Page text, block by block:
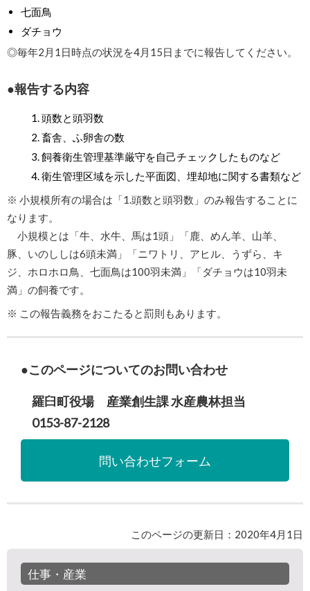
仕事・産業
七面鳥
ダチョウ
◎毎年2月1日時点の状況を4月15日までに報告してください。
報告する内容
頭数と頭羽数
畜舎、ふ卵舎の数
飼養衛生管理基準厳守を自己チェックしたものなど
衛生管理区域を示した平面図、埋却地に関する書類など
※ 小規模所有の場合は「1.頭数と頭羽数」のみ報告することに
なります。
小規模とは「牛、水牛、馬は1頭」「鹿、めん羊、山羊、
豚、いのししは6頭未満」「ニワトリ、アヒル、うずら、キ
ジ、ホロホロ鳥、七面鳥は100羽未満」「ダチョウは10羽未
満」の飼養です。
※ この報告義務をおこたると罰則もあります。
このページについてのお問い合わせ
羅臼町役場 産業創生課 水産農林担当
0153-87-2128
問い合わせフォーム
このページの更新日：2020年4月1日